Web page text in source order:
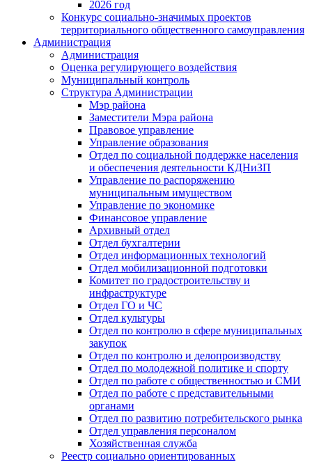
2026 год
Конкурс социально-значимых проектов
территориального общественного самоуправления
Администрация
Администрация
Оценка регулирующего воздействия
Муниципальный контроль
Структура Администрации
Мэр района
Заместители Мэра района
Правовое управление
Управление образования
Отдел по социальной поддержке населения
и обеспечения деятельности КДНиЗП
Управление по распоряжению
муниципальным имуществом
Управление по экономике
Финансовое управление
Архивный отдел
Отдел бухгалтерии
Отдел информационных технологий
Отдел мобилизационной подготовки
Комитет по градостроительству и
инфраструктуре
Отдел ГО и ЧС
Отдел культуры
Отдел по контролю в сфере муниципальных
закупок
Отдел по контролю и делопроизводству
Отдел по молодежной политике и спорту
Отдел по работе с общественностью и СМИ
Отдел по работе с представительными
органами
Отдел по развитию потребительского рынка
Отдел управления персоналом
Хозяйственная служба
Реестр социально ориентированных